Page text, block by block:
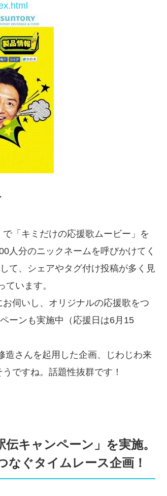
「キミだけの応援歌ムービー」を
人分のニックネームを呼びかけてく
て、シェアやタグ付け投稿が多く見
います。
伺いし、オリジナルの応援歌をつ
ーンも実施中（応援日は6月15
造さんを起用した企画、じわじわ来
ですね。話題性抜群です！
キャンペーン」を実施。
なぐタイムレース企画！